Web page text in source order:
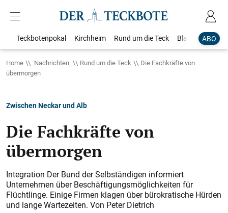
ABO
Teckbotenpokal Kirchheim Rund um die Teck Blaulicht
Home Nachrichten Rund um die Teck
Die Fachkräfte von
übermorgen
Zwischen Neckar und Alb
Die Fachkräfte von
übermorgen
Integration Der Bund der Selbständigen informiert
Unternehmen über Beschäftigungsmöglichkeiten für
Flüchtlinge. Einige Firmen klagen über bürokratische Hürden
und lange Wartezeiten. Von Peter Dietrich